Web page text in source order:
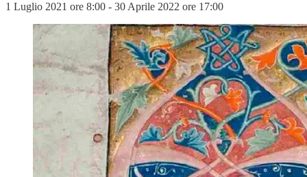
1 Luglio 2021 ore 8:00 - 30 Aprile 2022 ore 17:00